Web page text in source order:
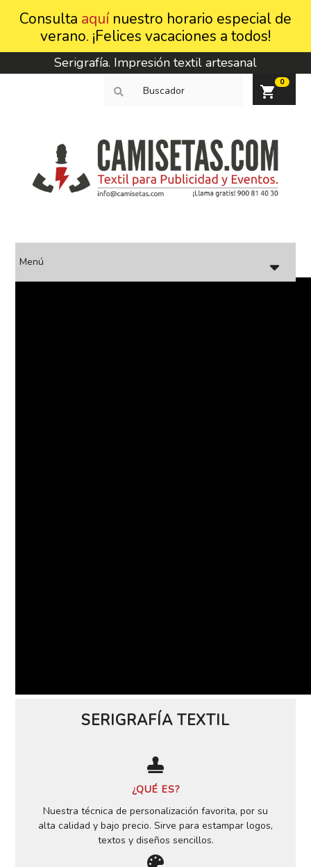
Consulta aquínuestro horario especial de
verano. ¡Felices vacaciones a todos!
Serigrafía. Impresión textil artesanal
shopping_cart
0
Menú
SERIGRAFÍA TEXTIL
¿QUÉ ES?
Nuestra técnica de personalización favorita, por su
alta calidad y bajo precio. Sirve para estampar logos,
textos y diseños sencillos.